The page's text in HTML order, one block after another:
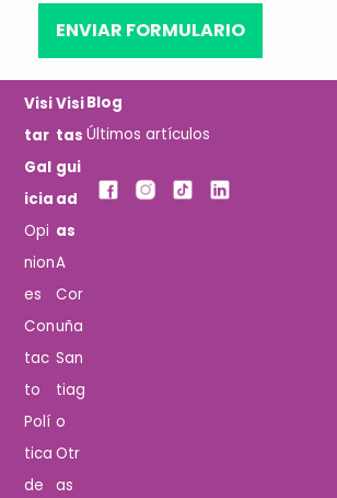
Visi
tar
Gal
icia
Opi
nion
es
Con
tac
to
Polí
tica
de
Visi
tas
gui
ad
as
A
Cor
uña
San
tiag
o
Otr
as
Blog
Últimos artículos